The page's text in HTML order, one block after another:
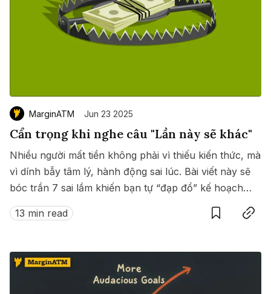
MarginATM Jun 23 2025
Cẩn trọng khi nghe câu "Lần này sẽ khác"
Nhiều người mất tiền không phải vì thiếu kiến thức, mà
vì dính bẫy tâm lý, hành động sai lúc. Bài viết này sẽ
bóc trần 7 sai lầm khiến bạn tự “đạp đổ” kế hoạch
đầu tư của mình.
13 min read
SaveCopy link